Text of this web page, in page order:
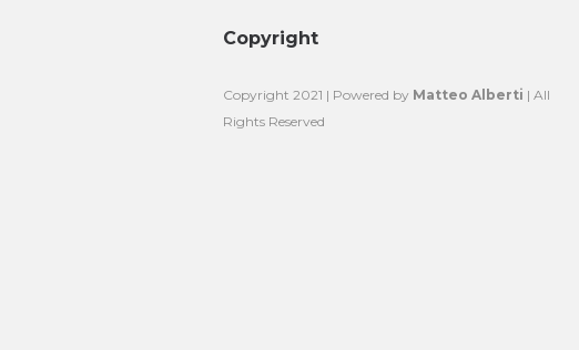
Copyright
Copyright 2021 | Powered by Matteo Alberti | All
Rights Reserved